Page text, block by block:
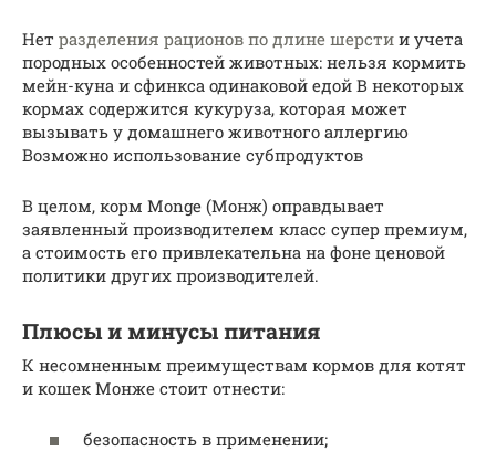
Нет разделения рационов по длине шерсти и учета
породных особенностей животных: нельзя кормить
мейн-куна и сфинкса одинаковой едой В некоторых
кормах содержится кукуруза, которая может
вызывать у домашнего животного аллергию
Возможно использование субпродуктов
В целом, корм Monge (Монж) оправдывает
заявленный производителем класс супер премиум,
а стоимость его привлекательна на фоне ценовой
политики других производителей.
Плюсы и минусы питания
К несомненным преимуществам кормов для котят
и кошек Монже стоит отнести:
безопасность в применении;